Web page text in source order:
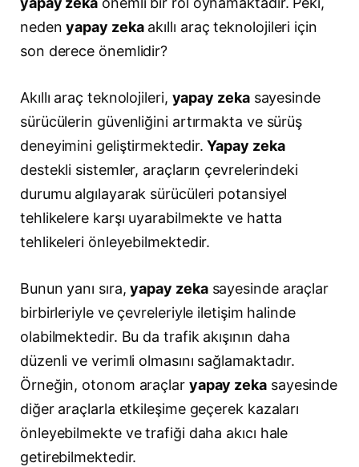
nedenyapay zekaakıllı araç teknolojileri için
son derece önemlidir?
Akıllı araç teknolojileri, yapay zekasayesinde
sürücülerin güvenliğini artırmakta ve sürüş
deneyimini geliştirmektedir.Yapay zeka
destekli sistemler, araçların çevrelerindeki
durumu algılayarak sürücüleri potansiyel
tehlikelere karşı uyarabilmekte ve hatta
tehlikeleri önleyebilmektedir.
Bunun yanı sıra,yapay zekasayesinde araçlar
birbirleriyle ve çevreleriyle iletişim halinde
olabilmektedir. Bu da trafik akışının daha
düzenli ve verimli olmasını sağlamaktadır.
Örneğin, otonom araçlar yapay zekasayesinde
diğer araçlarla etkileşime geçerek kazaları
önleyebilmekte ve trafiği daha akıcı hale
getirebilmektedir.